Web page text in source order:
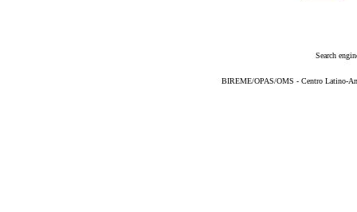
Search
BIREME/OPAS/OMS - Centro Latino-